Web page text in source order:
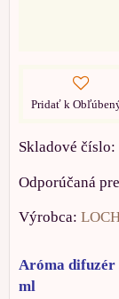
Pridať k
Skladové číslo:
Výrobca:
Aróma difuzér
ml